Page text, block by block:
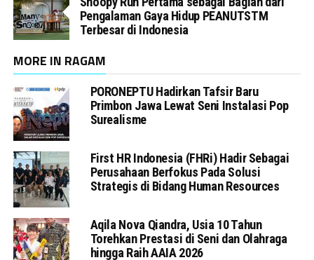
Pengalaman Gaya Hidup PEANUTSTM
Terbesar di Indonesia
MORE IN RAGAM
PORONEPTU Hadirkan Tafsir Baru
Primbon Jawa Lewat Seni Instalasi Pop
Surealisme
First HR Indonesia (FHRi) Hadir Sebagai
Perusahaan Berfokus Pada Solusi
Strategis di Bidang Human Resources
Aqila Nova Qiandra, Usia 10 Tahun
Torehkan Prestasi di Seni dan Olahraga
hingga Raih AAIA 2026